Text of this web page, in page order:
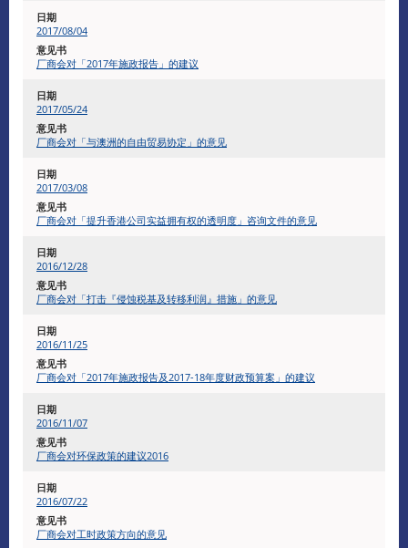
2017/08/04
厂商会对「2017年施政报告」的建议
2017/05/24
厂商会对「与澳洲的自由贸易协定」的意见
2017/03/08
厂商会对「提升香港公司实益拥有权的透明度」咨询文件的意见
2016/12/28
厂商会对「打击『侵蚀税基及转移利润』措施」的意见
2016/11/25
厂商会对「2017年施政报告及2017-18年度财政预算案」的建议
2016/11/07
厂商会对环保政策的建议2016
2016/07/22
厂商会对工时政策方向的意见